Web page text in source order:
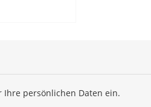
Ihre persönlichen Daten ein.